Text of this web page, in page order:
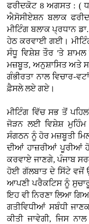
ਫਰੀਦਕੋਟ 8 ਅਗਸਤ : (
ਐਸੋਸੀਏਸ਼ਨ ਬਲਾਕ
ਮੀਟਿੰਗ ਬਲਾਕ ਪ੍ਰਧਾਨ
ਹੇਠ ਕਰਵਾਈ ਗਈ।
ਸੰਧੂ ਵਿਸ਼ੇਸ਼ ਤੌਰ 'ਤੇ
ਮਜ਼ਬੂਤ, ਅਨੁਸ਼ਾਸਿਤ ਅਤੇ
ਗੰਭੀਰਤਾ ਨਾਲ ਵਿਚਾਰ-
ਫ਼ੈਸਲੇ ਲਏ ਗਏ।
ਮੀਟਿੰਗ ਵਿੱਚ ਸਭ ਤੋਂ
ਜੋੜਨ ਲਈ ਵਿਸ਼ੇਸ਼ ਮੁਹਿੰਮ
ਸੰਗਠਨ ਨੂੰ ਹੋਰ ਮਜ਼ਬੂਤੀ
ਦੀਆਂ ਹਾਜ਼ਰੀਆਂ ਪੂਰੀਆਂ
ਕਰਵਾਏ ਜਾਣਗੇ, ਪੰਜਾਬ
ਹੋਈ ਗੱਲਬਾਤ ਦੇ ਸਿੱਟੇ ਵਜੋਂ
ਆਪਣੀ ਪਰੈਕਟਿਸ ਨੂੰ
ਇਹ ਵੀ ਨਿਰਣਾ ਲਿਆ
ਗਤੀਵਿਧੀਆਂ ਸਬੰਧੀ
ਕੀਤੀ ਜਾਵੇਗੀ, ਜਿਸ